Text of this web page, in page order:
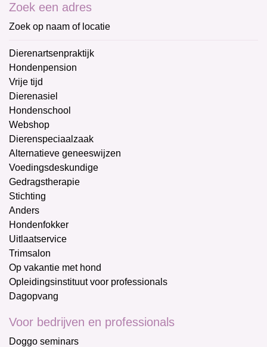
Zoek een adres
Zoek op naam of locatie
Dierenartsenpraktijk
Hondenpension
Vrije tijd
Dierenasiel
Hondenschool
Webshop
Dierenspeciaalzaak
Alternatieve geneeswijzen
Voedingsdeskundige
Gedragstherapie
Stichting
Anders
Hondenfokker
Uitlaatservice
Trimsalon
Op vakantie met hond
Opleidingsinstituut voor professionals
Dagopvang
Voor bedrijven en professionals
Doggo seminars